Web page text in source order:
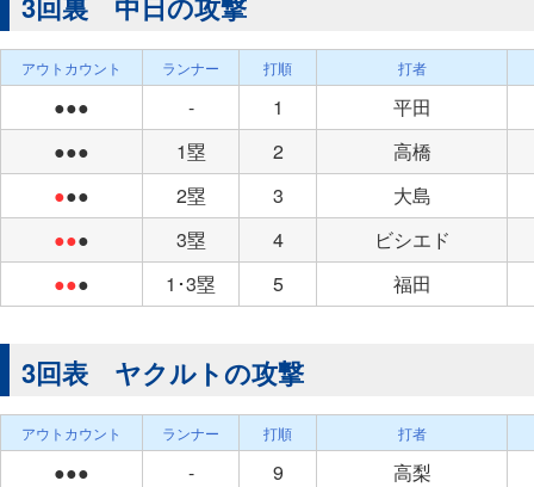
アウトカウント ランナー 打順 打者
●●● - 1
平田
●●●
1塁 2
高橋
●●● 2塁 3
大島
●●● 3塁 4
ビシエド
●●● 1･3塁 5 福田
3回表 ヤクルトの攻撃
アウトカウント ランナー 打順 打者
●●● - 9
高梨